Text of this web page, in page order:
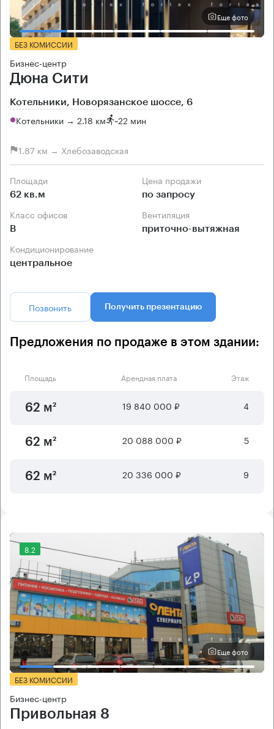
Еще фото
БЕЗ КОМИССИИ
Бизнес-центр
Дюна Сити
Котельники, Новорязанское шоссе, 6
Котельники → 2.18 км ~22 мин
1.87 км → Хлебозаводская
Площади
62 кв.м
Цена продажи
по запросу
Класс офисов
B
Вентиляция
приточно-вытяжная
Кондиционирование
центральное
Позвонить Получить презентацию
Предложения по продаже в этом здании:
Площадь Арендная плата Этаж
62 м² 19 840 000 ₽ 4
62 м² 20 088 000 ₽ 5
62 м² 20 336 000 ₽ 9
8.2
Еще фото
БЕЗ КОМИССИИ
Бизнес-центр
Привольная 8